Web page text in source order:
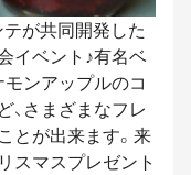
が共同開発した
イベント♪有名ベ
ンアップルのコ
、さまざまなフレ
とが出来ます。来
スマスプレゼント